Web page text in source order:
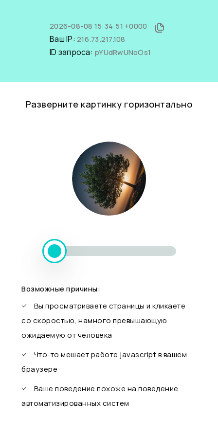
2026-08-08 15:34:51 +0000
Ваш IP: 216.73.217.108
ID запроса: pYUdRwUNoOs1
Разверните картинку горизонтально
Возможные причины:
Вы просматриваете страницы и кликаете
со скоростью, намного превышающую
ожидаемую от человека
Что-то мешает работе javascript в вашем
браузере
Ваше поведение похоже на поведение
автоматизированных систем